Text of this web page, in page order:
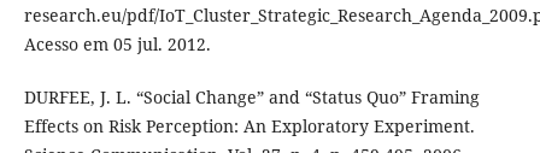
research.eu/pdf/
Acesso em 05 jul. 2012.
DURFEE, J. L. “Social Change” and “Status Quo” Framing
Effects on Risk Perception: An Exploratory Experiment.